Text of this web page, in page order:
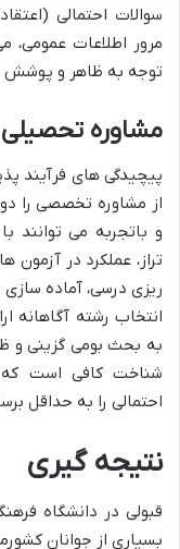
سوالات احتمالی
مرور اطلاعات عمومی،
توجه به ظاهر و پوشش
مشاوره تحصیلی
پیچیدگی های فرآیند
از مشاوره تخصصی را
و باتجربه می توانند
تراز، عملکرد در آزمون
ریزی درسی، آماده
انتخاب رشته آگاهانه
به بحث بومی گزینی و
شناخت کافی است که
احتمالی را به حداقل
نتیجه گیری
قبولی در دانشگاه
بسیاری از جوانان